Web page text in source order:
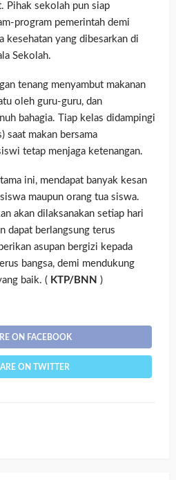
Pihak sekolah pun siap
program pemerintah demi
kesehatan yang dibesarkan di
Sekolah.
tenang menyambut makanan
oleh guru-guru, dan
bahagia. Tiap kelas didampingi
saat makan bersama
tetap menjaga ketenangan.
ini, mendapat banyak kesan
maupun orang tua siswa.
akan dilaksanakan setiap hari
dapat berlangsung terus
asupan bergizi kepada
bangsa, demi mendukung
baik. ( KTP/BNN )
ON FACEBOOK
ON TWITTER